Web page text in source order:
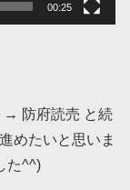
00:25
→ 防府読売 と続
めたいと思いま
た^^)